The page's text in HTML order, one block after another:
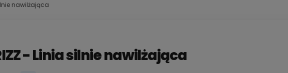
nawilżająca
- Linia silnie nawilżająca